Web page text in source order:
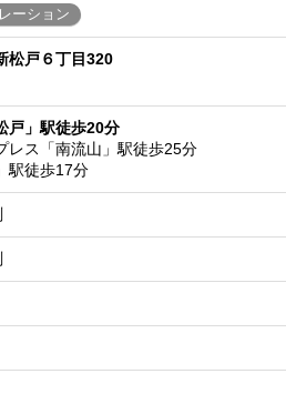
ーション
松戸６丁目320
戸」駅徒歩20分
レス「南流山」駅徒歩25分
駅徒歩17分